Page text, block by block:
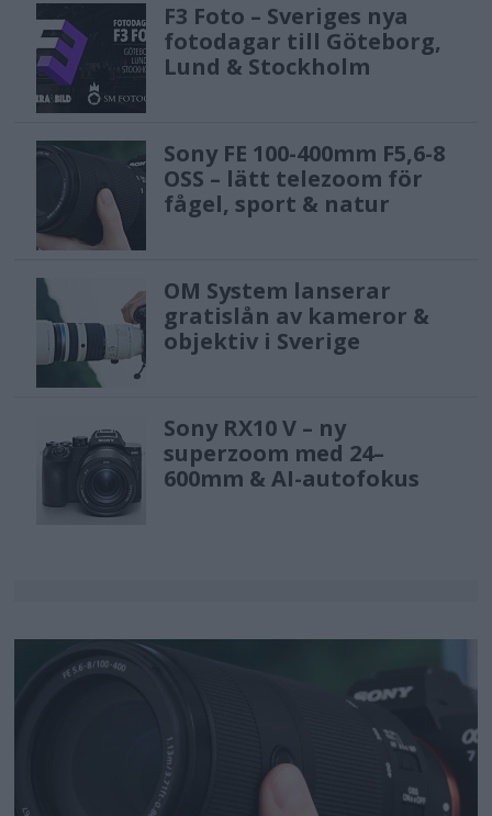
F3 Foto – Sveriges nya
fotodagar till Göteborg,
Lund & Stockholm
Sony FE 100-400mm F5,6-8
OSS – lätt telezoom för
fågel, sport & natur
OM System lanserar
gratislån av kameror &
objektiv i Sverige
Sony RX10 V – ny
superzoom med 24–
600mm & AI-autofokus